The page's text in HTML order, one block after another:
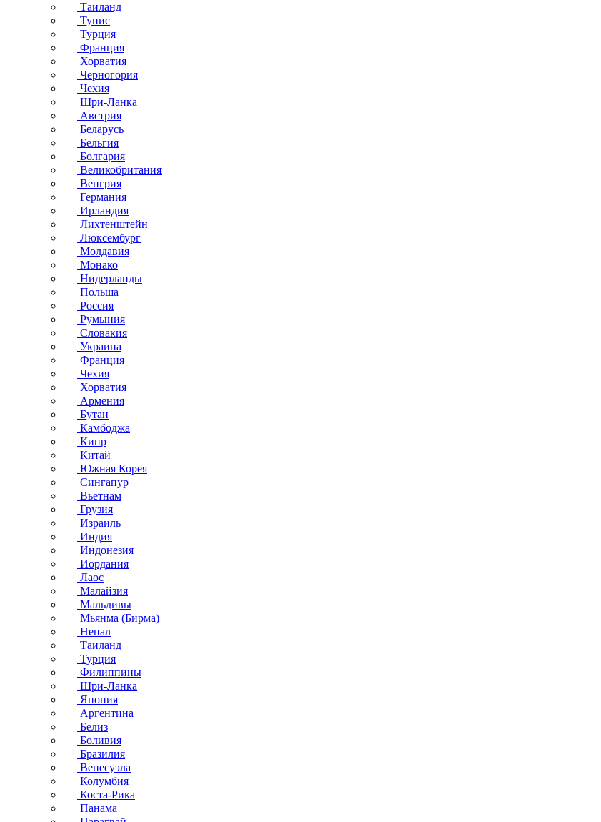
Таиланд
Тунис
Турция
Франция
Хорватия
Черногория
Чехия
Шри-Ланка
Австрия
Беларусь
Бельгия
Болгария
Великобритания
Венгрия
Германия
Ирландия
Лихтенштейн
Люксембург
Молдавия
Монако
Нидерланды
Польша
Россия
Румыния
Словакия
Украина
Франция
Чехия
Хорватия
Армения
Бутан
Камбоджа
Кипр
Китай
Южная Корея
Сингапур
Вьетнам
Грузия
Израиль
Индия
Индонезия
Иордания
Лаос
Малайзия
Мальдивы
Мьянма (Бирма)
Непал
Таиланд
Турция
Филиппины
Шри-Ланка
Япония
Аргентина
Белиз
Боливия
Бразилия
Венесуэла
Колумбия
Коста-Рика
Панама